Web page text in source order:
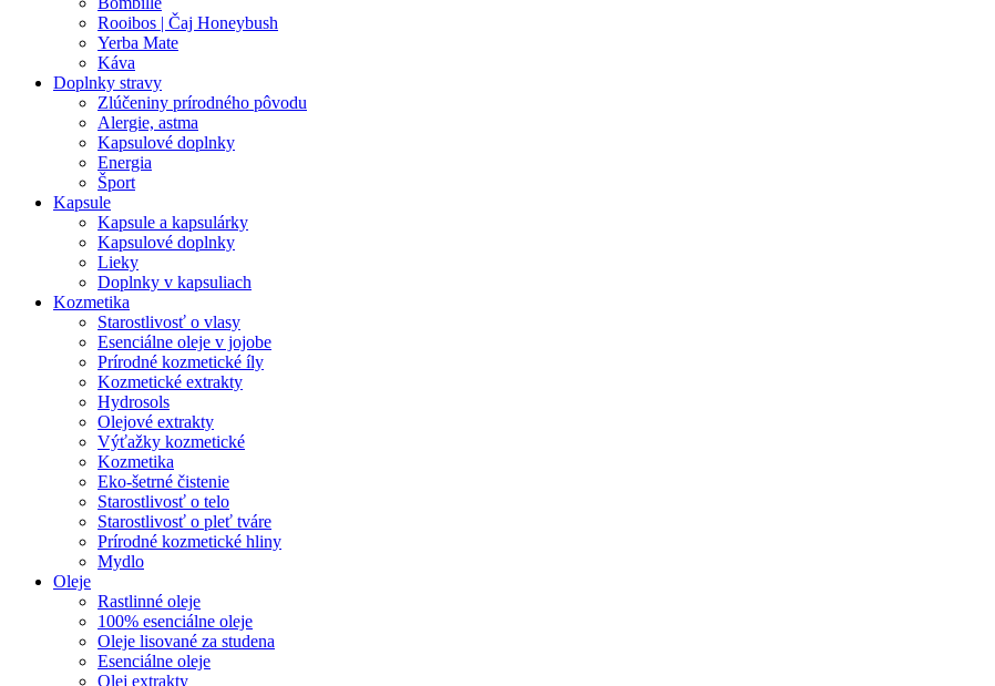
Rooibos | Čaj Honeybush
Yerba Mate
Káva
Doplnky stravy
Zlúčeniny prírodného pôvodu
Alergie, astma
Kapsulové doplnky
Energia
Šport
Kapsule
Kapsule a kapsulárky
Kapsulové doplnky
Lieky
Doplnky v kapsuliach
Kozmetika
Starostlivosť o vlasy
Esenciálne oleje v jojobe
Prírodné kozmetické íly
Kozmetické extrakty
Hydrosols
Olejové extrakty
Výťažky kozmetické
Kozmetika
Eko-šetrné čistenie
Starostlivosť o telo
Starostlivosť o pleť tváre
Prírodné kozmetické hliny
Mydlo
Oleje
Rastlinné oleje
100% esenciálne oleje
Oleje lisované za studena
Esenciálne oleje
Olej extrakty